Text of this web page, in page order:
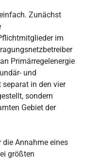
Zunächst
im
Primärregelenergie
und
in den vier
sondern
Gebiet der
Annahme eines
größten